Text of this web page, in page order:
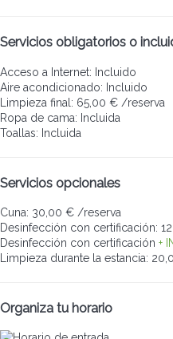
Servicios obligatorios o
Acceso a Internet: Incluido
Aire acondicionado: Incluido
Limpieza final: 65,00 € /reserva
Ropa de cama: Incluida
Toallas: Incluida
Servicios opcionales
Cuna: 30,00 € /reserva
Desinfección con certificación:
Desinfección con certificación +
Limpieza durante la estancia:
Organiza tu horario